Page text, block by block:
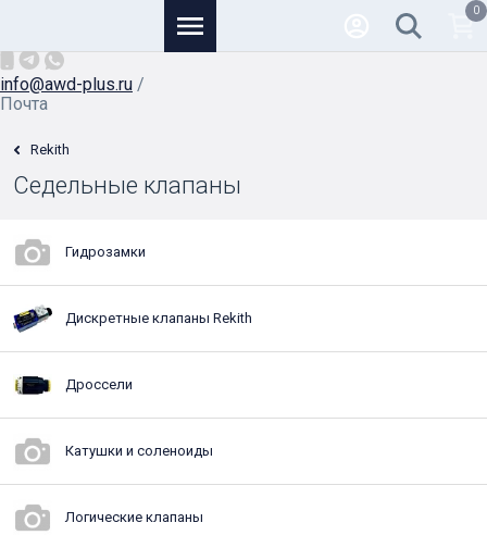
info@awd-plus.ru /
Почта
0
Rekith
Седельные клапаны
Гидрозамки
Дискретные клапаны Rekith
Дроссели
Катушки и соленоиды
Логические клапаны